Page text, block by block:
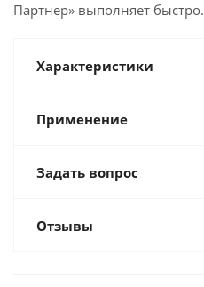
Партнер» выполняет быстро.
Характеристики
Применение
Задать вопрос
Отзывы